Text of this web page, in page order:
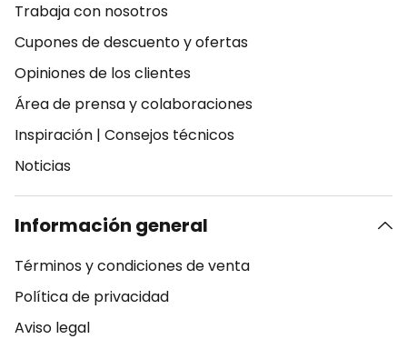
Trabaja con nosotros
Cupones de descuento y ofertas
Opiniones de los clientes
Área de prensa y colaboraciones
Inspiración | Consejos técnicos
Noticias
Información general
Términos y condiciones de venta
Política de privacidad
Aviso legal